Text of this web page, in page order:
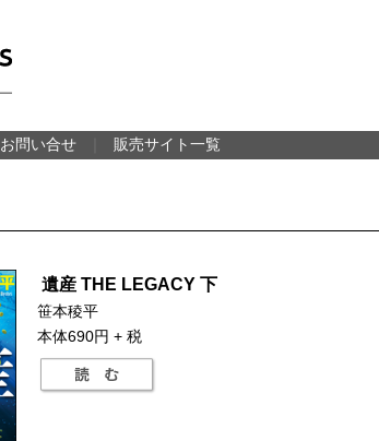
お問い合せ 販売サイト一覧
遺産 THE LEGACY 下
笹本稜平
本体690円 + 税